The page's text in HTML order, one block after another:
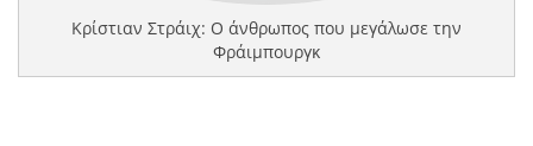
Κρίστιαν Στράιχ: Ο άνθρωπος που μεγάλωσε την
Φράιμπουργκ